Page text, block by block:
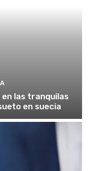
las tranquilas
en suecia